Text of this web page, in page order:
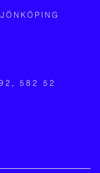
92, 582 52